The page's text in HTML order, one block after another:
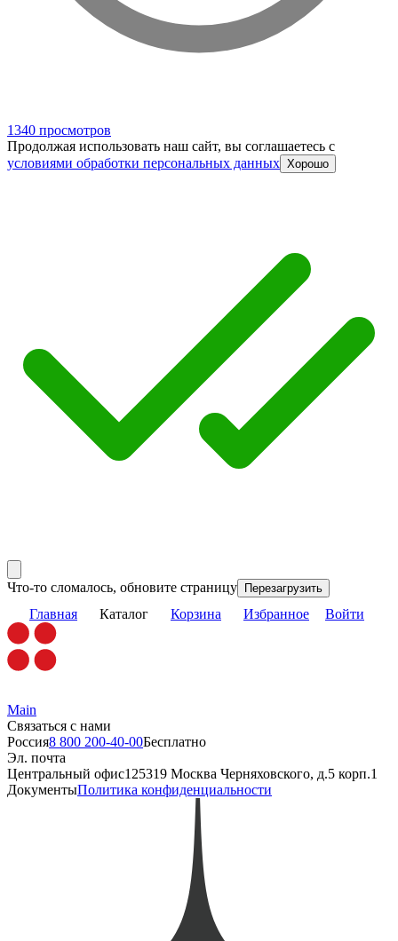
1340 просмотров
Продолжая использовать наш сайт, вы соглашаетесь c
условиями обработки персональных данных Хорошо
Что-то сломалось, обновите страницу Перезагрузить
Главная Каталог Корзина Избранное Войти
Main
Связаться с нами
Россия8 800 200-40-00Бесплатно
Эл. почта
Центральный офис125319 Москва Черняховского, д.5 корп.1
ДокументыПолитика конфиденциальности